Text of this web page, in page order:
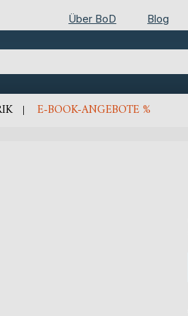
Über BoD Blog
E-BOOK-ANGEBOTE %